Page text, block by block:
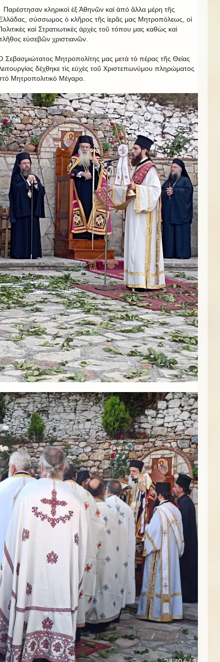
κληρικοὶ ἐξ Ἀθηνῶν καί ἀπό ἂλλα μέρη τῆς
σύσσωμος ὁ κλῆρος τῆς ἱερᾶς μας Μητροπόλεως, οἱ
καὶ Στρατιωτικὲς ἀρχὲς τοῦ τόπου μας καθὼς καὶ
εὐσεβῶν χριστιανῶν.
Σεβασμιώτατος Μητροπολίτης μας μετὰ τὸ πέρας τῆς Θείας
δέχθηκε τὶς εὐχὲς τοῦ Χριστεπωνύμου πληρώματος
Μητροπολιτικὸ Μέγαρο.